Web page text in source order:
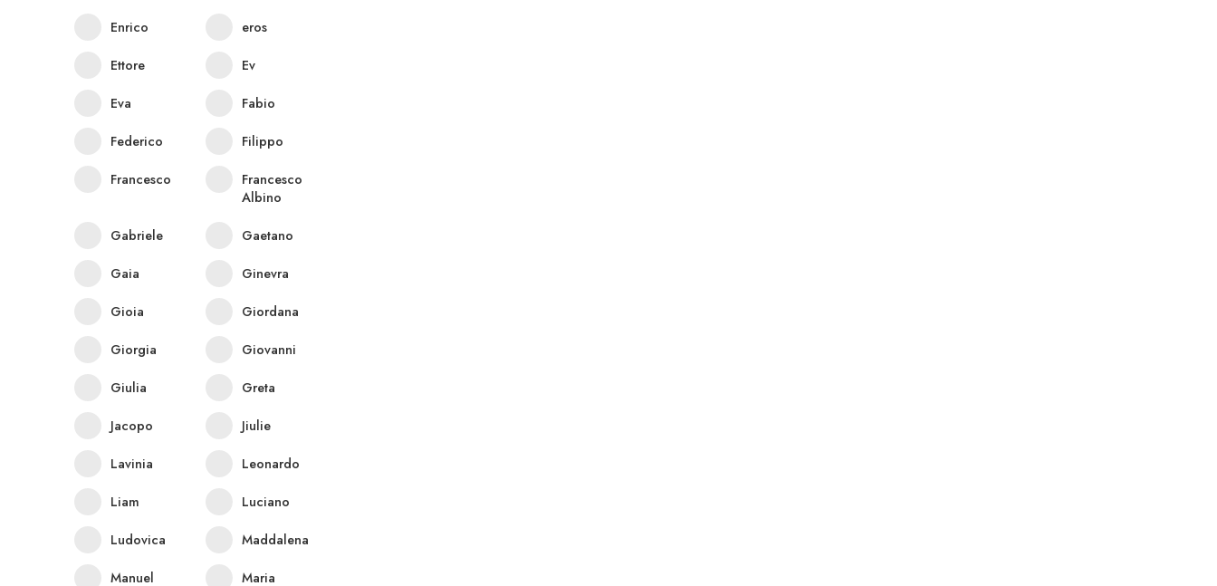
Enrico
eros
Ettore
Ev
Eva
Fabio
Federico
Filippo
Francesco
Francesco
Albino
Gabriele
Gaetano
Gaia
Ginevra
Gioia
Giordana
Giorgia
Giovanni
Giulia
Greta
Jacopo
Jiulie
Lavinia
Leonardo
Liam
Luciano
Ludovica
Maddalena
Manuel
Maria